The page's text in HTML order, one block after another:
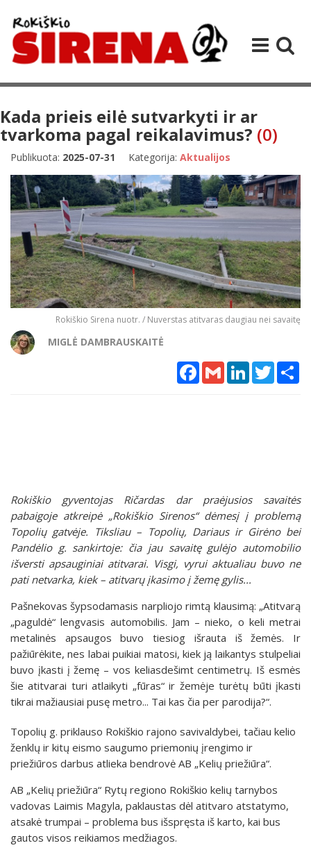
Kada prieis eilė sutvarkyti ir ar
tvarkoma pagal reikalavimus? (0)
Publikuota: 2025-07-31 Kategorija: Aktualijos
Rokiškio Sirena nuotr. / Nuverstas atitvaras daugiau nei savaitę
MIGLĖ DAMBRAUSKAITĖ
Facebook
Gmail LinkedInTwitter
Rokiškio gyventojas Ričardas dar praėjusios savaitės
pabaigoje atkreipė „Rokiškio Sirenos“ dėmesį į problemą
Topolių gatvėje. Tiksliau – Topolių, Dariaus ir Girėno bei
Pandėlio g. sankirtoje: čia jau savaitę gulėjo automobilio
išversti apsauginiai atitvarai. Visgi, vyrui aktualiau buvo ne
pati netvarka, kiek – atitvarų įkasimo į žemę gylis...
Pašnekovas šypsodamasis narpliojo rimtą klausimą: „Atitvarą
„paguldė“ lengvasis automobilis. Jam – nieko, o keli metrai
metalinės apsaugos buvo tiesiog išrauta iš žemės. Ir
pažiūrėkite, nes labai puikiai matosi, kiek ją laikantys stulpeliai
buvo įkasti į žemę – vos keliasdešimt centimetrų. Iš esmės
šie atitvarai turi atlaikyti „fūras“ ir žemėje turėtų būti įkasti
tikrai mažiausiai pusę metro... Tai kas čia per parodija?“.
Topolių g. priklauso Rokiškio rajono savivaldybei, tačiau kelio
ženklų ir kitų eismo saugumo priemonių įrengimo ir
priežiūros darbus atlieka bendrovė AB „Kelių priežiūra“.
AB „Kelių priežiūra“ Rytų regiono Rokiškio kelių tarnybos
vadovas Laimis Magyla, paklaustas dėl atitvaro atstatymo,
atsakė trumpai – problema bus išspręsta iš karto, kai bus
gautos visos reikiamos medžiagos.